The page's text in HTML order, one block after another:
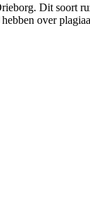
Dit soort
over